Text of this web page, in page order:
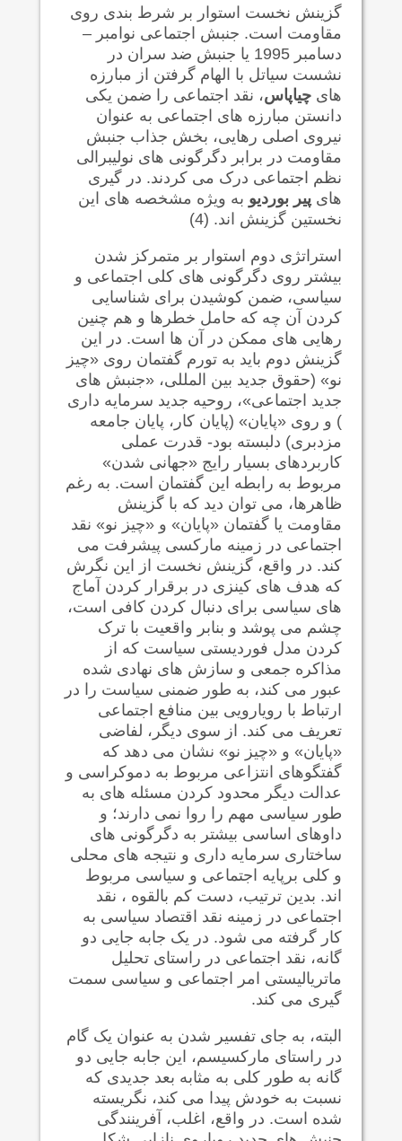
گزینش نخست استوار بر شرط بندی روی
مقاومت است. جنبش اجتماعی نوامبر –
دسامبر 1995 یا جنبش ضد سران در
نشست سیاتل با الهام گرفتن از مبارزه
هایچیاپاس، نقد اجتماعی را ضمن یکی
دانستن مبارزه های اجتماعی به عنوان
نیروی اصلی رهایی، بخش جذاب جنبش
مقاومت در برابر دگرگونی های نولیبرالی
نظم اجتماعی درک می کردند. در گیری
هایپیر بوردیو به ویژه مشخصه های این
نخستین گزینش اند. (4)
استراتژی دوم استوار بر متمرکز شدن
بیشتر روی دگرگونی های کلی اجتماعی و
سیاسی، ضمن کوشیدن برای شناسایی
کردن آن چه که حامل خطرها و هم چنین
رهایی های ممکن در آن ها است. در این
گزینش دوم باید به تورم گفتمان روی «چیز
نو» (حقوق جدید بین المللی، «جنبش های
جدید اجتماعی»، روحیه جدید سرمایه داری
) و روی «پایان» (پایان کار، پایان جامعه
مزدبری) دلبسته بود- قدرت عملی
کاربردهای بسیار رایج «جهانی شدن»
مربوط به رابطه این گفتمان است. به رغم
ظاهرها، می توان دید که با گزینش
مقاومت یا گفتمان «پایان» و «چیز نو» نقد
اجتماعی در زمینه مارکسی پیشرفت می
کند. در واقع، گزینش نخست از این نگرش
که هدف های کینزی در برقرار کردن آماج
های سیاسی برای دنبال کردن کافی است،
چشم می پوشد و بنابر واقعیت با ترک
کردن مدل فوردیستی سیاست که از
مذاکره جمعی و سازش های نهادی شده
عبور می کند، به طور ضمنی سیاست را در
ارتباط با رویارویی بین منافع اجتماعی
تعریف می کند. از سوی دیگر، لفاضی
«پایان» و «چیز نو» نشان می دهد که
گفتگوهای انتزاعی مربوط به دموکراسی و
عدالت دیگر محدود کردن مسئله های به
طور سیاسی مهم را روا نمی دارند؛ و
داوهای اساسی بیشتر به دگرگونی های
ساختاری سرمایه داری و نتیجه های محلی
و کلی برپایه اجتماعی و سیاسی مربوط
اند. بدین ترتیب، دست کم بالقوه ، نقد
اجتماعی در زمینه نقد اقتصاد سیاسی به
کار گرفته می شود. در یک جابه جایی دو
گانه، نقد اجتماعی در راستای تحلیل
ماتریالیستی امر اجتماعی و سیاسی سمت
گیری می کند.
البته، به جای تفسیر شدن به عنوان یک گام
در راستای مارکسیسم، این جابه جایی دو
گانه به طور کلی به مثابه بعد جدیدی که
نسبت به خودش پیدا می کند، نگریسته
شده است. در واقع، اغلب، آفرینندگی